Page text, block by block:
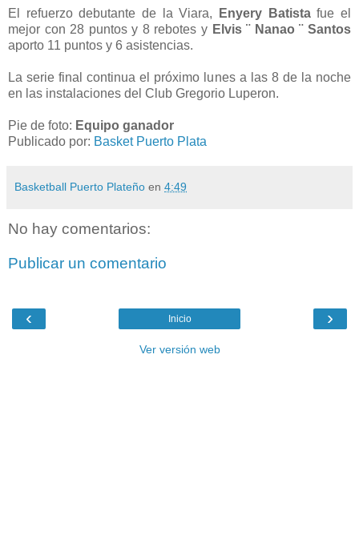
El refuerzo debutante de la Viara, Enyery Batistafue el
mejor con 28 puntos y 8 rebotes y Elvis ¨ Nanao ¨ Santos
aporto 11 puntos y 6 asistencias.
La serie final continua el próximo lunes a las 8 de la noche
en las instalaciones del Club Gregorio Luperon.
Pie de foto: Equipo ganador
Publicado por: Basket Puerto Plata
Basketball Puerto Plateño en 4:49
No hay comentarios:
Publicar un comentario
‹ ›
Inicio
Ver versión web